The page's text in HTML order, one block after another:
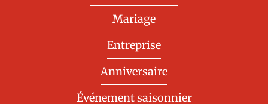
Mariage
Entreprise
Anniversaire
Événement saisonnier